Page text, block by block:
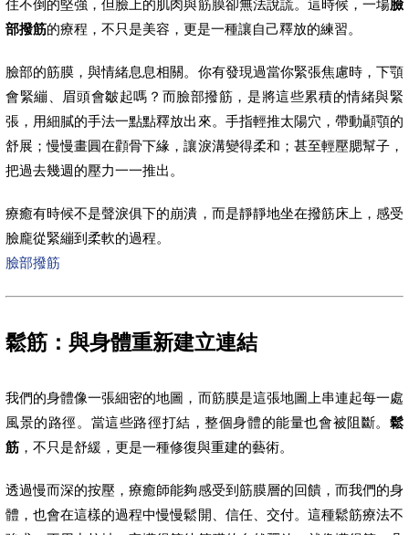
住不倒的堅強，但臉上的肌肉與筋膜卻無法說謊。這時候，一場臉
部撥筋的療程，不只是美容，更是一種讓自己釋放的練習。
臉部的筋膜，與情緒息息相關。你有發現過當你緊張焦慮時，下顎
會緊繃、眉頭會皺起嗎？而臉部撥筋，是將這些累積的情緒與緊
張，用細膩的手法一點點釋放出來。手指輕推太陽穴，帶動顳顎的
舒展；慢慢畫圓在顴骨下緣，讓淚溝變得柔和；甚至輕壓腮幫子，
把過去幾週的壓力一一推出。
療癒有時候不是聲淚俱下的崩潰，而是靜靜地坐在撥筋床上，感受
臉龐從緊繃到柔軟的過程。
臉部撥筋
鬆筋：與身體重新建立連結
我們的身體像一張細密的地圖，而筋膜是這張地圖上串連起每一處
風景的路徑。當這些路徑打結，整個身體的能量也會被阻斷。 鬆
筋 ，不只是舒緩，更是一種修復與重建的藝術。
透過慢而深的按壓，療癒師能夠感受到筋膜層的回饋，而我們的身
體，也會在這樣的過程中慢慢鬆開、信任、交付。這種鬆筋療法不